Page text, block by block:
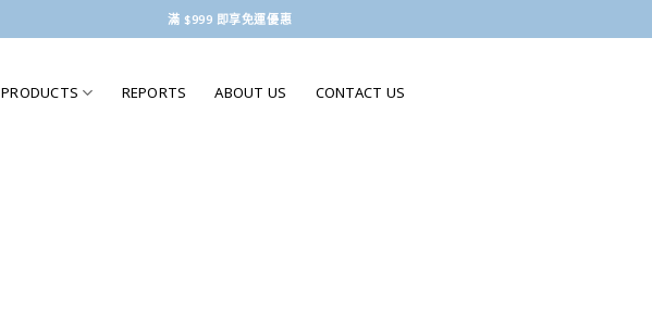
滿 $999 即享免運優惠
PRODUCTS REPORTS ABOUT US CONTACT US